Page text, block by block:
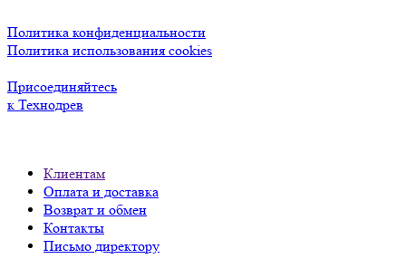
Политика конфиденциальности
Политика использования cookies
Присоединяйтесь
к Технодрев
Клиентам
Оплата и доставка
Возврат и обмен
Контакты
Письмо директору